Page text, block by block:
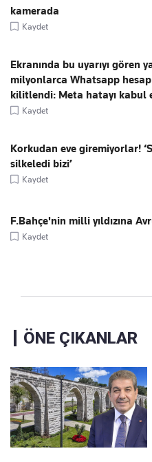
kamerada
Kaydet
Ekranında bu uyarıyı gören
milyonlarca Whatsapp
kilitlendi: Meta hatayı kabul
Kaydet
Korkudan eve giremiyorlar!
silkeledi bizi’
Kaydet
F.Bahçe'nin milli yıldızına
Kaydet
ÖNE ÇIKANLAR